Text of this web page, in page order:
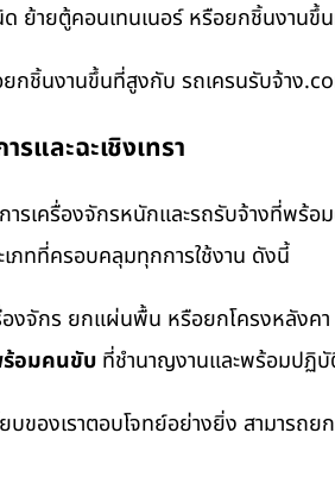
ย้ายตู้คอนเทนเนอร์ หรือยกชิ้นงาน
กชิ้นงานขึ้นที่สูงกับ รถเครนรับจ้าง
และฉะเชิงเทรา
รเครื่องจักรหนักและรถรับจ้างที่พร้
เภทที่ครอบคลุมทุกการใช้งาน ดังนี้
องจักร ยกแผ่นพื้น หรือยกโครงหลังค
อมคนขับ ที่ชำนาญงานและพร้อมปฏิ
ของเราตอบโจทย์อย่างยิ่ง สามารถ